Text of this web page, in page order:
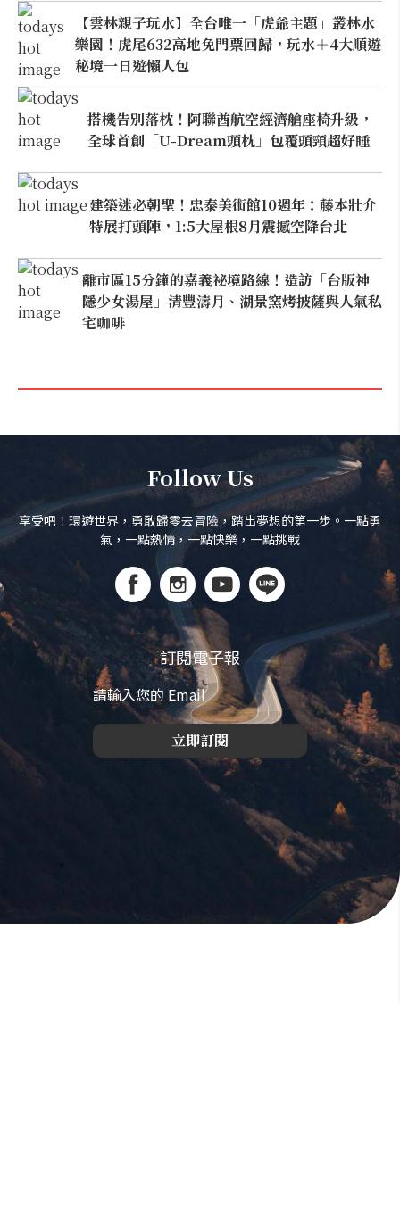
【雲林親子玩水】全台唯一「虎爺主題」叢林水
樂園！虎尾632高地免門票回歸，玩水＋4大順遊
秘境一日遊懶人包
搭機告別落枕！阿聯酋航空經濟艙座椅升級，
全球首創「U-Dream頭枕」包覆頭頸超好睡
建築迷必朝聖！忠泰美術館10週年：藤本壯介
特展打頭陣，1:5大屋根8月震撼空降台北
離市區15分鐘的嘉義祕境路線！造訪「台版神
隱少女湯屋」清豐濤月、湖景窯烤披薩與人氣私
宅咖啡
Follow Us
享受吧！環遊世界，勇敢歸零去冒險，踏出夢想的第一步。一點勇
氣，一點熱情，一點快樂，一點挑戰
訂閱電子報
立即訂閱